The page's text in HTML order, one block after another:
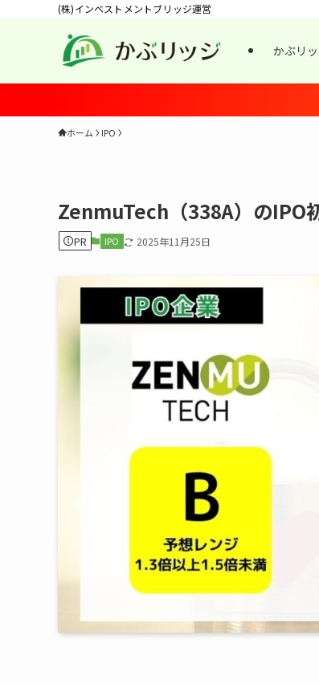
(株)インベストメントブリッジ運営
かぶリ
ホーム IPO
ZenmuTech（338A）のIPO
PR IPO 2025年11月25日